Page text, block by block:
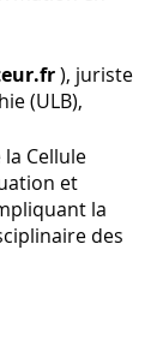
), juriste
(ULB),
Cellule
et
la
des